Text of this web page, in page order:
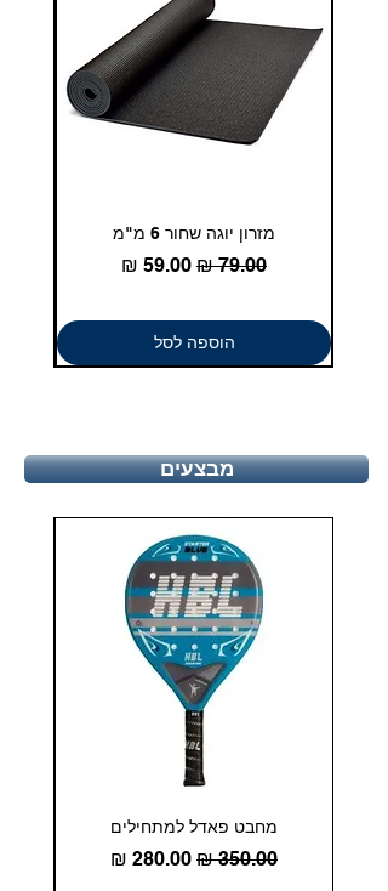
מזרון יוגה שחור 6 מ"מ
מחיר רגילמחיר מבצע
הוספה לסל
מבצעים
מחבט פאדל למתחילים
מחיר רגיל מחיר מבצע